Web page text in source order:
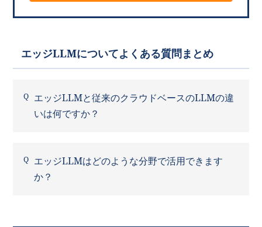
エッジLLMについてよくある質問まとめ
エッジLLMと従来のクラウドベースのLLMの違
いは何ですか？
エッジLLMはどのような分野で活用できます
か？